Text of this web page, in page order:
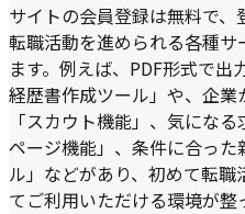
サイトの会員登録は無料で
転職活動を進められる各種
ます。例えば、PDF形式で
経歴書作成ツール」や、企業
「スカウト機能」、気にな
ページ機能」、条件に合った
ル」などがあり、初めて転職
てご利用いただける環境が整